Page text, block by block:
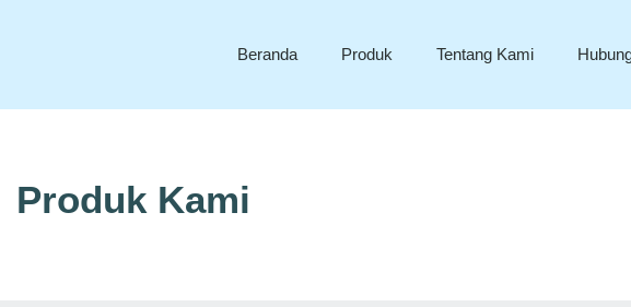
Beranda Produk Tentang Kami
Produk Kami